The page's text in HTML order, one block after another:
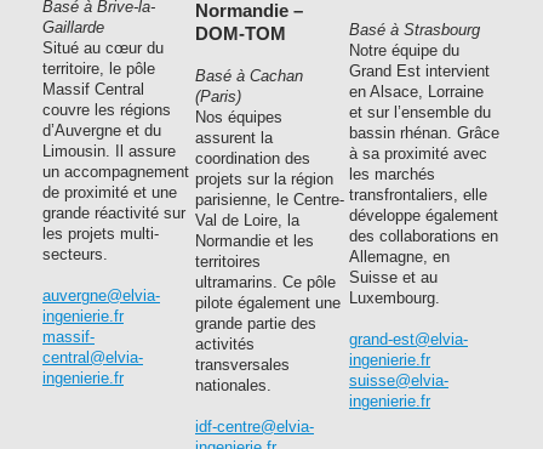
Basé à Brive-la-
Gaillarde
Situé au cœur du
territoire, le pôle
Massif Central
couvre les régions
d’Auvergne et du
Limousin. Il assure
un accompagnement
de proximité et une
grande réactivité sur
les projets multi-
secteurs.
auvergne@elvia-
ingenierie.fr
massif-
central@elvia-
ingenierie.fr
Normandie –
DOM-TOM
Basé à Cachan
(Paris)
Nos équipes
assurent la
coordination des
projets sur la région
parisienne, le Centre-
Val de Loire, la
Normandie et les
territoires
ultramarins. Ce pôle
pilote également une
grande partie des
activités
transversales
nationales.
idf-centre@elvia-
Basé à Strasbourg
Notre équipe du
Grand Est intervient
en Alsace, Lorraine
et sur l’ensemble du
bassin rhénan. Grâce
à sa proximité avec
les marchés
transfrontaliers, elle
développe également
des collaborations en
Allemagne, en
Suisse et au
Luxembourg.
grand-est@elvia-
ingenierie.fr
suisse@elvia-
ingenierie.fr